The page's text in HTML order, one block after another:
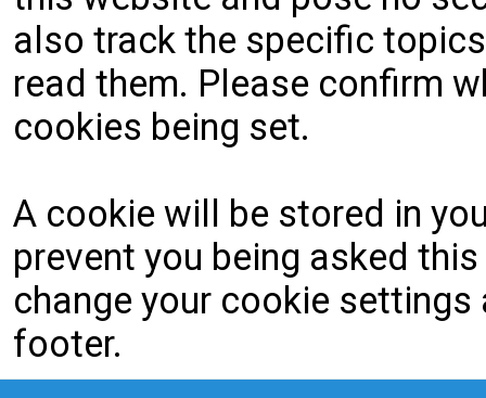
also track the specific
read them. Please confirm
cookies being set.
A cookie will be stored in
prevent you being asked
change your cookie
footer.